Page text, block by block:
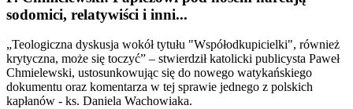
sodomici, relatywiści i inni...
„Teologiczna dyskusja wokół tytułu "Współodkupicielki", również
krytyczna, może się toczyć” – stwierdził katolicki publicysta Paweł
Chmielewski, ustosunkowując się do nowego watykańskiego
dokumentu oraz komentarza w tej sprawie jednego z polskich
kapłanów - ks. Daniela Wachowiaka.